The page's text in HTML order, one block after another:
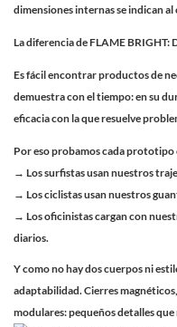
dimensiones internas se indican
La diferencia de FLAME BRIGHT:
Es fácil encontrar productos de
demuestra con el tiempo: en su
eficacia con la que resuelve
Por eso probamos cada prototipo
→ Los surfistas usan nuestros
→ Los ciclistas usan nuestros
→ Los oficinistas cargan con
diarios.
Y como no hay dos cuerpos ni
adaptabilidad. Cierres
modulares: pequeños detalles